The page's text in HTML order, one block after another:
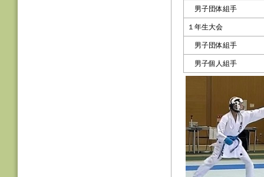
男子団体組手
１年生大会
男子団体組手
男子個人組手